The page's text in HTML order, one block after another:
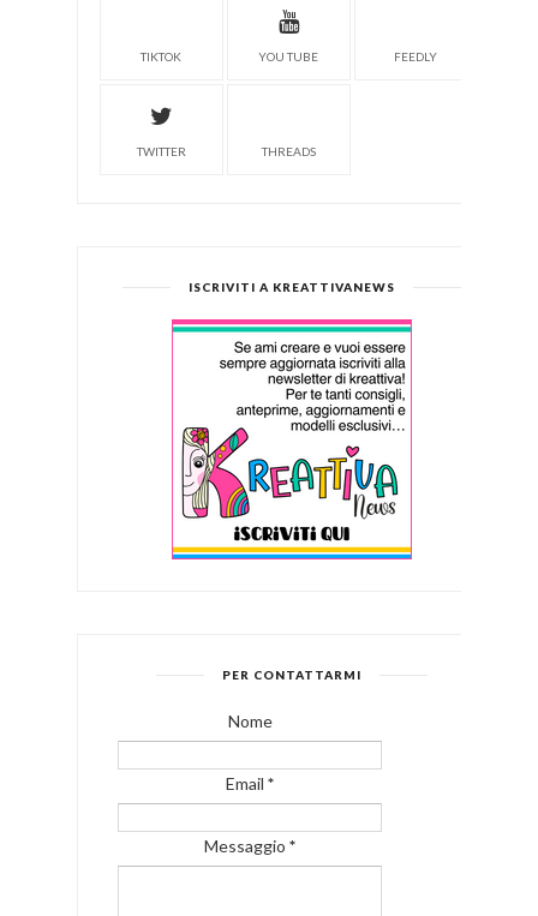
TIKTOK YOU TUBE FEEDLY
TWITTER THREADS
ISCRIVITI A KREATTIVANEWS
PER CONTATTARMI
Nome
Email *
Messaggio *